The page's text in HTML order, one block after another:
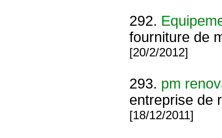
292.
fourniture de
[20/2/2012]
293. pm
entreprise de
[18/12/2011]